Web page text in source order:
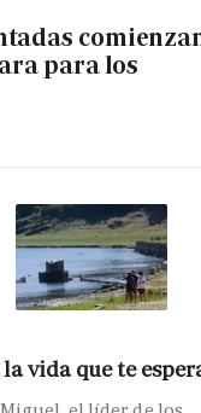
para los
la vida que te